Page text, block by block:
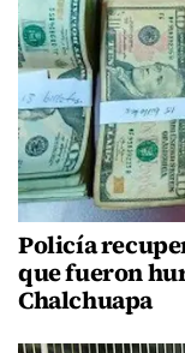
Policía
que fueron
Chalchuapa